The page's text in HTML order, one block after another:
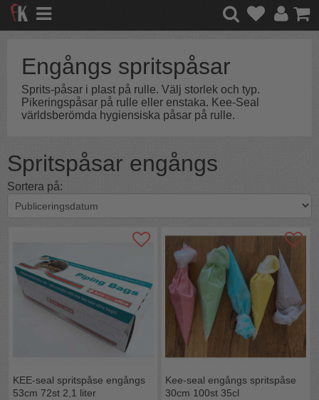
Engångs spritspåsar
Sprits-påsar i plast på rulle. Välj storlek och typ.
Pikeringspåsar på rulle eller enstaka. Kee-Seal
världsberömda hygiensiska påsar på rulle.
Spritspåsar engångs
Sortera på:
KEE-seal spritspåse engångs
53cm 72st 2,1 liter
Kee-seal engångs spritspåse
30cm 100st 35cl